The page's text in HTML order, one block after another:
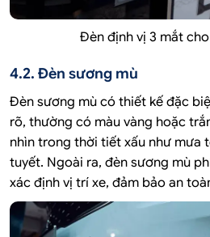
Đèn định vị 3 mắt
4.2. Đèn sương mù
Đèn sương mù có thiết kế đặc
rõ, thường có màu vàng hoặc
nhìn trong thời tiết xấu như mưa
tuyết. Ngoài ra, đèn sương mù
xác định vị trí xe, đảm bảo an